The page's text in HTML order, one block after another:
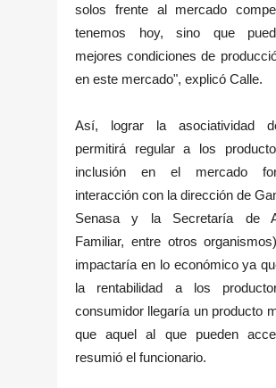
solos frente al mercado
tenemos hoy, sino que
mejores condiciones de
en este mercado", explicó Calle.
Así, lograr la asociatividad
permitirá regular a los
inclusión en el mercado
interacción con la dirección de
Senasa y la Secretaría de
Familiar, entre otros
impactaría en lo económico ya
la rentabilidad a los
consumidor llegaría un producto
que aquel al que pueden
resumió el funcionario.